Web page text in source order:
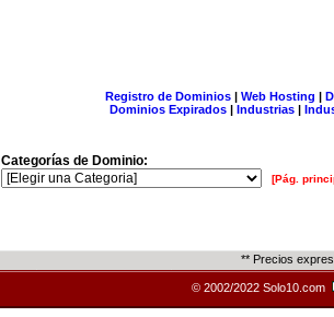
Registro de Dominios| Web Hosting |
Dominios Expirados | Industrias |
Categorías de Dominio:
[Pág.
** Precios
© 2002/2022 Solo10.com